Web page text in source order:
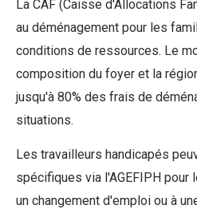
La CAF (Caisse d'Allocations
au déménagement pour les
conditions de ressources. Le
composition du foyer et la
jusqu'à 80% des frais de
situations.
Les travailleurs handicapés
spécifiques via l'AGEFIPH
un changement d'emploi ou à